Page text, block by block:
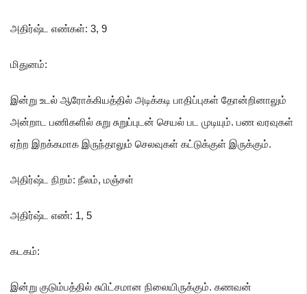
அதிர்ஷ்ட எண்கள்: 3, 9
மிதுனம்:
இன்று உடல் ஆரோக்கியத்தில் அடிக்கடி பாதிப்புகள் தோன்றினாலும்
அன்றாட பணிகளில் சுறு சுறுப்புடன் செயல் பட முடியும். பண வரவுகள்
ஏற்ற இறக்கமாக இருந்தாலும் செலவுகள் கட்டுக்குள் இருக்கும்.
அதிர்ஷ்ட நிறம்: நீலம், மஞ்சள்
அதிர்ஷ்ட எண்: 1, 5
கடகம்:
இன்று குடும்பத்தில் சுபிட்சமான நிலையிருக்கும். கணவன்